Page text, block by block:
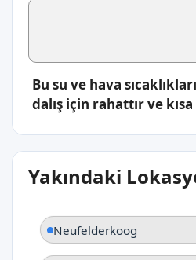
Bu su ve hava
dalış için rahattır ve
Yakındaki
Neufelderkoog